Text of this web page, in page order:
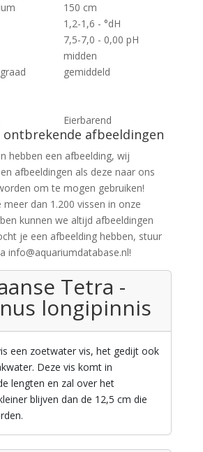
150 cm
1,2-1,6 - °dH
7,5-7,0 - 0,00 pH
midden
gemiddeld
Eierbarend
ontbrekende afbeeldingen
hebben een afbeelding, wij
afbeeldingen als deze naar ons
om te mogen gebruiken!
meer dan 1.200 vissen in onze
kunnen we altijd afbeeldingen
je een afbeelding hebben, stuur
info@aquariumdatabase.nl!
Tetra -
longipinnis
een zoetwater vis, het gedijt ook
Deze vis komt in
lengten en zal over het
blijven dan de 12,5 cm die